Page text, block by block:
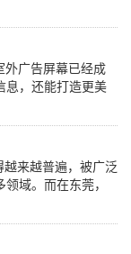
外广告屏幕已经成
息，还能打造更美
来越普遍，被广泛
域。而在东莞，